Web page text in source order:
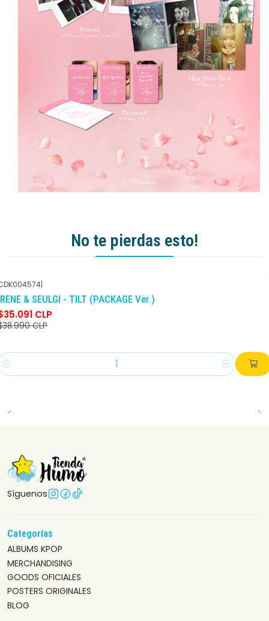
No te pierdas esto!
-10% DCTO
|
& SEULGI - TILT (PACKAGE Ver.)
CLP
CLP
Síguenos
Categorías
ALBUMS KPOP
MERCHANDISING
GOODS OFICIALES
POSTERS ORIGINALES
BLOG